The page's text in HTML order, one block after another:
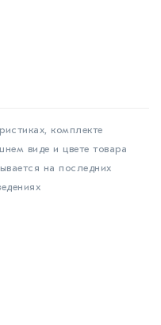
комплекте
виде и цвете товара
на последних